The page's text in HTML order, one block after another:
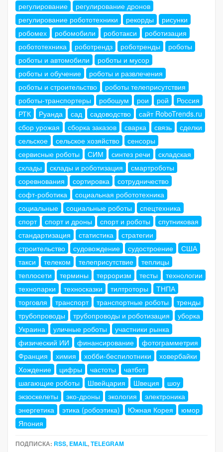
регулирование
регулирование дронов
регулирование робототехники
рекорды
рисунки
робомех
робомобили роботакси
роботизация
робототехника
роботрендз роботренды
роботы
роботы и автомобили
роботы и мусор
роботы и обучение
роботы и развлечения
роботы и строительство
роботы телеприсутствия
роботы-транспортеры
робошум рои рой
Россия
РТК
Руанда сад садоводство
сайт RoboTrends.ru
сбор урожая
сборка заказов сварка связь
сделки
сельское
сельское хозяйство
сенсоры
сервисные роботы
СИМ синтез речи
складская
склады
склады и роботизация
смартроботы
соревнования
сортировка
сотрудничество
софт-роботика
социальная робототехника
социальные
социальные роботы
спецтехника
спорт
спорт и дроны спорт и роботы
спутниковая
стандартизация
статистика
стратегии
строительство
судовождение судостроение
США
такси
телеком телеприсутствие
теплицы
теплосети
термины терроризм тесты
технологии
технопарки
техносказки тилтроторы
ТНПА
торговля
транспорт транспортные роботы
тренды
трубопроводы
трубопроводы и роботизация
уборка
Украина
уличные роботы
участники рынка
физический ИИ
финансирование
фотограмметрия
Франция
химия хобби-беспилотники
ховербайки
Хождение
цифры частоты
чатбот
шагающие роботы
Швейцария Швеция
шоу
экзоскелеты
эко-дроны экология
электроника
энергетика
этика (робоэтика) Южная Корея
юмор
Япония
ПОДПИСКА: RSS, EMAIL,TELEGRAM